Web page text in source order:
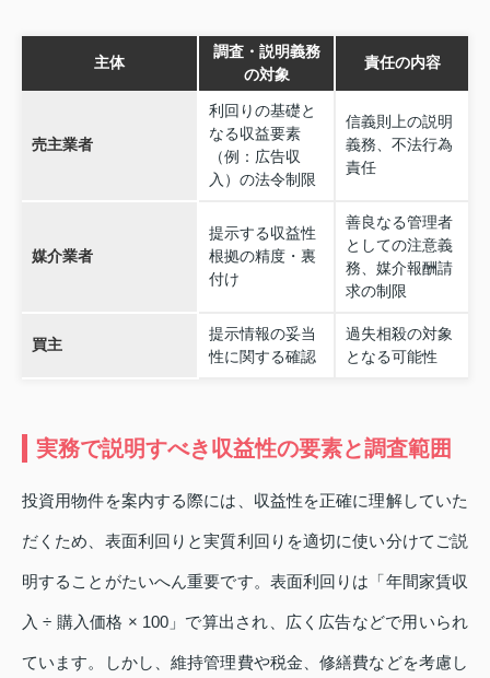
主体
調査・説明義務
の対象
責任の内容
売主業者
利回りの基礎と
なる収益要素
（例：広告収
入）の法令制限
信義則上の説明
義務、不法行為
責任
媒介業者
提示する収益性
根拠の精度・裏
付け
善良なる管理者
としての注意義
務、媒介報酬請
求の制限
買主
提示情報の妥当
性に関する確認
過失相殺の対象
となる可能性
実務で説明すべき収益性の要素と調査範囲
投資用物件を案内する際には、収益性を正確に理解していた
だくため、表面利回りと実質利回りを適切に使い分けてご説
明することがたいへん重要です。表面利回りは「年間家賃収
入 ÷ 購入価格 × 100」で算出され、広く広告などで用いられ
ています。しかし、維持管理費や税金、修繕費などを考慮し